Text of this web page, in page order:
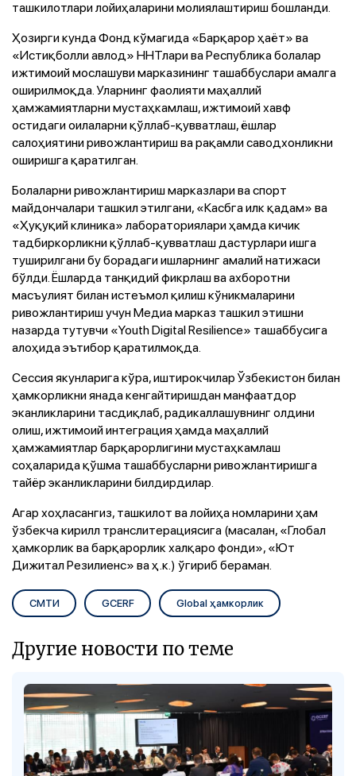
ташкилотлари лойиҳаларини молиялаштириш бошланди.
Ҳозирги кунда Фонд кўмагида «Барқарор ҳаёт» ва
«Истиқболли авлод» ННТлари ва Республика болалар
ижтимоий мослашуви марказининг ташаббуслари амалга
оширилмоқда. Уларнинг фаолияти маҳаллий
ҳамжамиятларни мустаҳкамлаш, ижтимоий хавф
остидаги оилаларни қўллаб-қувватлаш, ёшлар
салоҳиятини ривожлантириш ва рақамли саводхонликни
оширишга қаратилган.
Болаларни ривожлантириш марказлари ва спорт
майдончалари ташкил этилгани, «Касбга илк қадам» ва
«Ҳуқуқий клиника» лабораториялари ҳамда кичик
тадбиркорликни қўллаб-қувватлаш дастурлари ишга
туширилгани бу борадаги ишларнинг амалий натижаси
бўлди. Ёшларда танқидий фикрлаш ва ахборотни
масъулият билан истеъмол қилиш кўникмаларини
ривожлантириш учун Медиа марказ ташкил этишни
назарда тутувчи «Youth Digital Resilience» ташаббусига
алоҳида эътибор қаратилмоқда.
Сессия якунларига кўра, иштирокчилар Ўзбекистон билан
ҳамкорликни янада кенгайтиришдан манфаатдор
эканликларини тасдиқлаб, радикаллашувнинг олдини
олиш, ижтимоий интеграция ҳамда маҳаллий
ҳамжамиятлар барқарорлигини мустаҳкамлаш
соҳаларида қўшма ташаббусларни ривожлантиришга
тайёр эканликларини билдирдилар.
Агар хоҳласангиз, ташкилот ва лойиҳа номларини ҳам
ўзбекча кирилл транслитерациясига (масалан, «Глобал
ҳамкорлик ва барқарорлик халқаро фонди», «Ют
Дижитал Резилиенс» ва ҳ.к.) ўгириб бераман.
СМТИ GCERF Global ҳамкорлик
Другие новости по теме